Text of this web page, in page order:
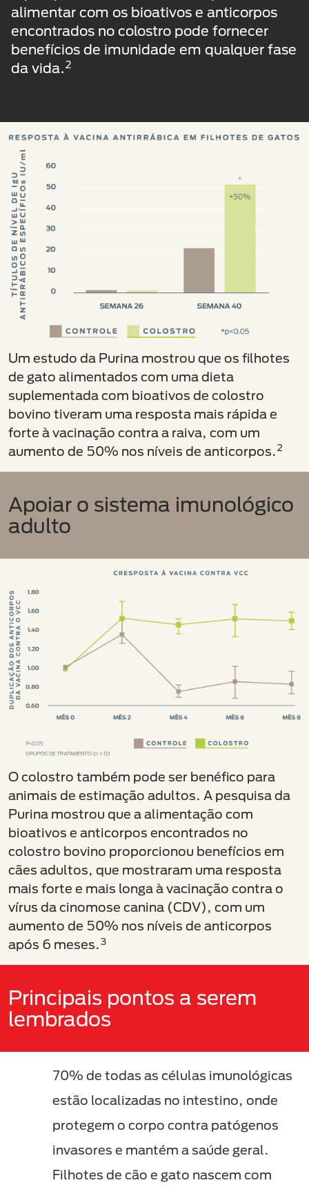
alimentar com os bioativos e anticorpos
encontrados no colostro pode fornecer
benefícios de imunidade em qualquer fase
da vida.2
Um estudo da Purina mostrou que os filhotes
de gato alimentados com uma dieta
suplementada com bioativos de colostro
bovino tiveram uma resposta mais rápida e
forte à vacinação contra a raiva, com um
aumento de 50% nos níveis de anticorpos.2
Apoiar o sistema imunológico
adulto
O colostro também pode ser benéfico para
animais de estimação adultos. A pesquisa da
Purina mostrou que a alimentação com
bioativos e anticorpos encontrados no
colostro bovino proporcionou benefícios em
cães adultos, que mostraram uma resposta
mais forte e mais longa à vacinação contra o
vírus da cinomose canina (CDV), com um
aumento de 50% nos níveis de anticorpos
após 6 meses.3
Principais pontos a serem
lembrados
70% de todas as células imunológicas
estão localizadas no intestino, onde
protegem o corpo contra patógenos
invasores e mantém a saúde geral.
Filhotes de cão e gato nascem com